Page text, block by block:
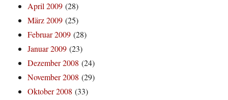
April 2009 (28)
März 2009 (25)
Februar 2009 (28)
Januar 2009 (23)
Dezember 2008 (24)
November 2008 (29)
Oktober 2008 (33)